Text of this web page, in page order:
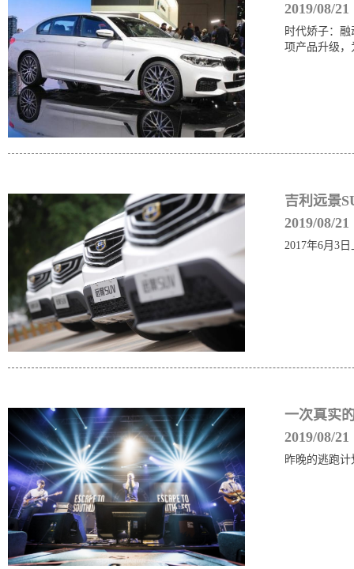
2019/08/21
时代娇子：
项产品升级，
吉利远景
2019/08/21
2017年6月3
一次真实
2019/08/21
昨晚的逃跑计